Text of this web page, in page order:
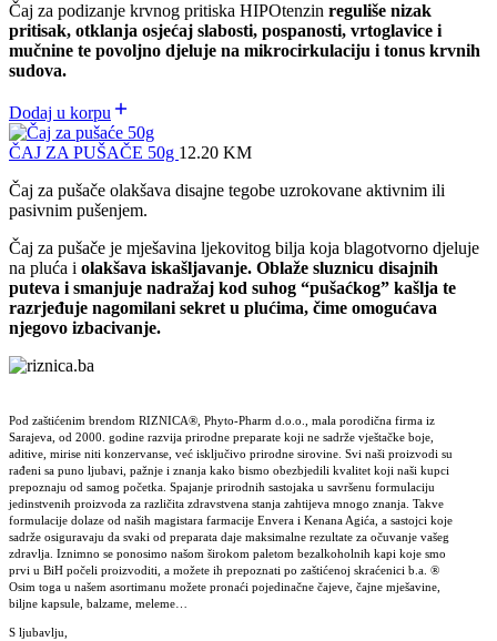
Čaj za podizanje krvnog pritiska HIPOtenzin reguliše nizak
pritisak, otklanja osjećaj slabosti, pospanosti, vrtoglavice i
mučnine te povoljno djeluje na mikrocirkulaciju i tonus krvnih
sudova.
Dodaj u korpu
ČAJ ZA PUŠAČE 50g 12.20 KM
Čaj za pušače olakšava disajne tegobe uzrokovane aktivnim ili
pasivnim pušenjem.
Čaj za pušače je mješavina ljekovitog bilja koja blagotvorno djeluje
na pluća i olakšava iskašljavanje. Oblaže sluznicu disajnih
puteva i smanjuje nadražaj kod suhog “pušaćkog” kašlja te
razrjeđuje nagomilani sekret u plućima, čime omogućava
njegovo izbacivanje.
Pod zaštićenim brendom RIZNICA®, Phyto-Pharm d.o.o., mala porodična firma iz
Sarajeva, od 2000. godine razvija prirodne preparate koji ne sadrže vještačke boje,
aditive, mirise niti konzervanse, već isključivo prirodne sirovine. Svi naši proizvodi su
rađeni sa puno ljubavi, pažnje i znanja kako bismo obezbjedili kvalitet koji naši kupci
prepoznaju od samog početka. Spajanje prirodnih sastojaka u savršenu formulaciju
jedinstvenih proizvoda za različita zdravstvena stanja zahtijeva mnogo znanja. Takve
formulacije dolaze od naših magistara farmacije Envera i Kenana Agića, a sastojci koje
sadrže osiguravaju da svaki od preparata daje maksimalne rezultate za očuvanje vašeg
zdravlja. Iznimno se ponosimo našom širokom paletom bezalkoholnih kapi koje smo
prvi u BiH počeli proizvoditi, a možete ih prepoznati po zaštićenoj skraćenici b.a. ®
Osim toga u našem asortimanu možete pronaći pojedinačne čajeve, čajne mješavine,
biljne kapsule, balzame, meleme…
S ljubavlju,